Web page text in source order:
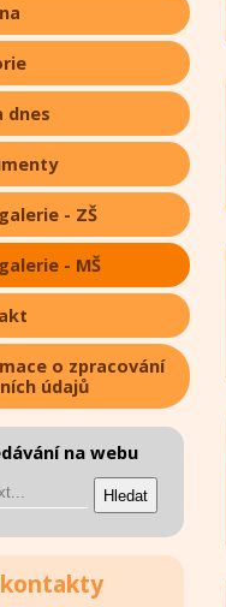
dnes
- ZŠ
- MŠ
o zpracování
údajů
na webu
kontakty